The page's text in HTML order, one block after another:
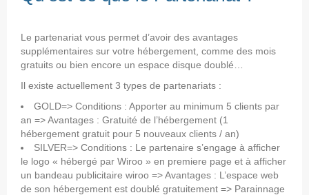
Support
Mon Compte
Le partenariat vous permet d’avoir des avantages
supplémentaires sur votre hébergement, comme des mois
gratuits ou bien encore un espace disque doublé…
Il existe actuellement 3 types de partenariats :
GOLD=> Conditions : Apporter au minimum 5 clients par
an => Avantages : Gratuité de l’hébergement (1
hébergement gratuit pour 5 nouveaux clients / an)
SILVER=> Conditions : Le partenaire s’engage à afficher
le logo « hébergé par Wiroo » en premiere page et à afficher
un bandeau publicitaire wiroo => Avantages : L’espace web
de son hébergement est doublé gratuitement => Parainnage